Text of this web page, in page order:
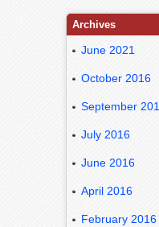
Archives
June 2021
October 2016
September
July 2016
June 2016
April 2016
February 2016